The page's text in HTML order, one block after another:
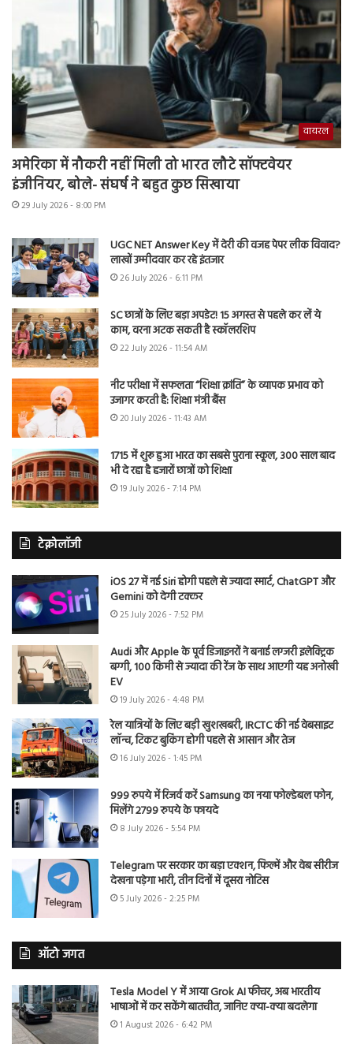
वायरल
अमेरिका में नौकरी नहीं मिली तो भारत लौटे सॉफ्टवेयर
इंजीनियर, बोले- संघर्ष ने बहुत कुछ सिखाया
29 July 2026 - 8:00 PM
UGC NET Answer Key में देरी की वजह पेपर लीक विवाद?
लाखों उम्मीदवार कर रहे इंतजार
26 July 2026 - 6:11 PM
SC छात्रों के लिए बड़ा अपडेट! 15 अगस्त से पहले कर लें ये
काम, वरना अटक सकती है स्कॉलरशिप
22 July 2026 - 11:54 AM
नीट परीक्षा में सफलता “शिक्षा क्रांति” के व्यापक प्रभाव को
उजागर करती है: शिक्षा मंत्री बैंस
20 July 2026 - 11:43 AM
1715 में शुरू हुआ भारत का सबसे पुराना स्कूल, 300 साल बाद
भी दे रहा है हजारों छात्रों को शिक्षा
19 July 2026 - 7:14 PM
टेक्नोलॉजी
iOS 27 में नई Siri होगी पहले से ज्यादा स्मार्ट, ChatGPT और
Gemini को देगी टक्कर
25 July 2026 - 7:52 PM
Audi और Apple के पूर्व डिजाइनरों ने बनाई लग्जरी इलेक्ट्रिक
बग्गी, 100 किमी से ज्यादा की रेंज के साथ आएगी यह अनोखी
EV
19 July 2026 - 4:48 PM
रेल यात्रियों के लिए बड़ी खुशखबरी, IRCTC की नई वेबसाइट
लॉन्च, टिकट बुकिंग होगी पहले से आसान और तेज
16 July 2026 - 1:45 PM
999 रुपये में रिजर्व करें Samsung का नया फोल्डेबल फोन,
मिलेंगे 2799 रुपये के फायदे
8 July 2026 - 5:54 PM
Telegram पर सरकार का बड़ा एक्शन, फिल्में और वेब सीरीज
देखना पड़ेगा भारी, तीन दिनों में दूसरा नोटिस
5 July 2026 - 2:25 PM
ऑटो जगत
Tesla Model Y में आया Grok AI फीचर, अब भारतीय
भाषाओं में कर सकेंगे बातचीत, जानिए क्या-क्या बदलेगा
1 August 2026 - 6:42 PM